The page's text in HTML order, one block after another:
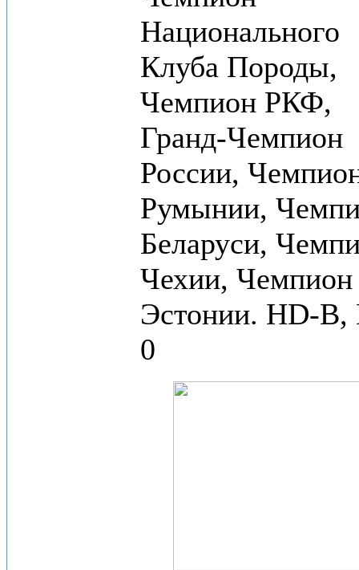
Национального
Клуба Породы,
Чемпион РКФ,
Гранд-Чемпион
России,
Румынии,
Беларуси,
Чехии, Чемпион
Эстонии. HD-B,
0